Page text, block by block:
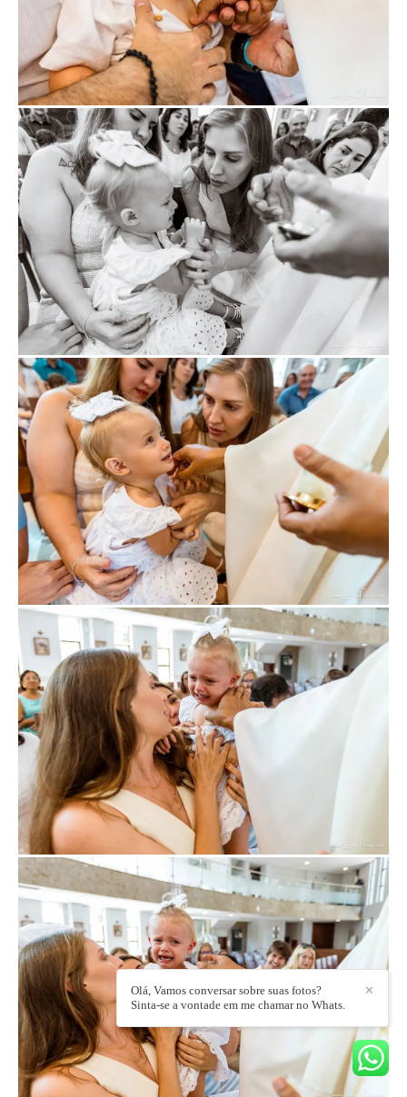
✕
Olá, Vamos conversar sobre suas fotos?
Sinta-se a vontade em me chamar no Whats.